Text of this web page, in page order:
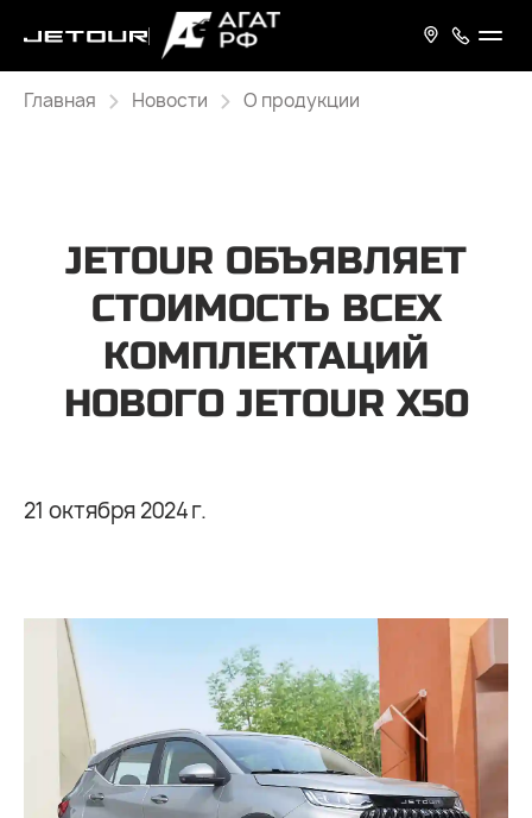
Главная Новости О продукции
JETOUR ОБЪЯВЛЯЕТ
СТОИМОСТЬ ВСЕХ
КОМПЛЕКТАЦИЙ
НОВОГО JETOUR X50
21 октября 2024 г.